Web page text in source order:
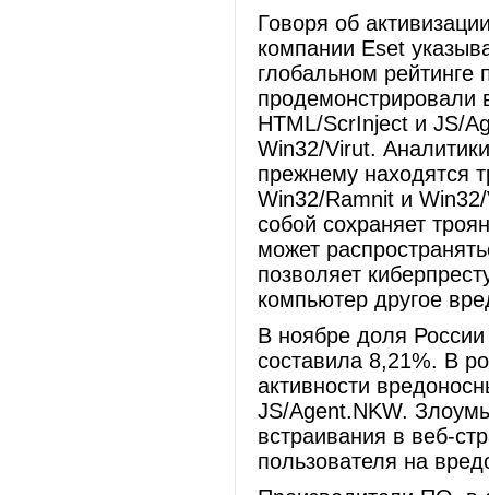
Говоря об
компании Eset
глобальном
продемонстрировали
HTML/ScrInject и JS/
Win32/Virut.
прежнему находятся
Win32/Ramnit и
собой сохраняет
может
позволяет
компьютер другое
В ноябре доля
составила 8,21%. В
активности
JS/Agent.NKW.
встраивания в веб-
пользователя на